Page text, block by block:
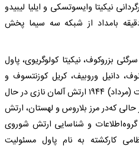
نیکیتا وایسوتسکی و ایلیا لیبیدو
۴ اردیبهشت ‌ساعت ۰۰:۱۵ دقیقه‌ بامداد از شبکه‌ سه‌ سیما پخش
بزروکوف، نیکیتا کولوگریوی، پاول
دانیل وروبیف، کریل کوزنتسوف و
الکسی ورتکوف آمده‌است: در آگوست (مرداد) ۱۹۴۴ ارتش آلمان نازی در حال
که‌در مرز بلاروس و لهستان، ارتش
و شناسایی ارتش شوروی
کارکشته‌ به‌ نام پاول مسئولیت